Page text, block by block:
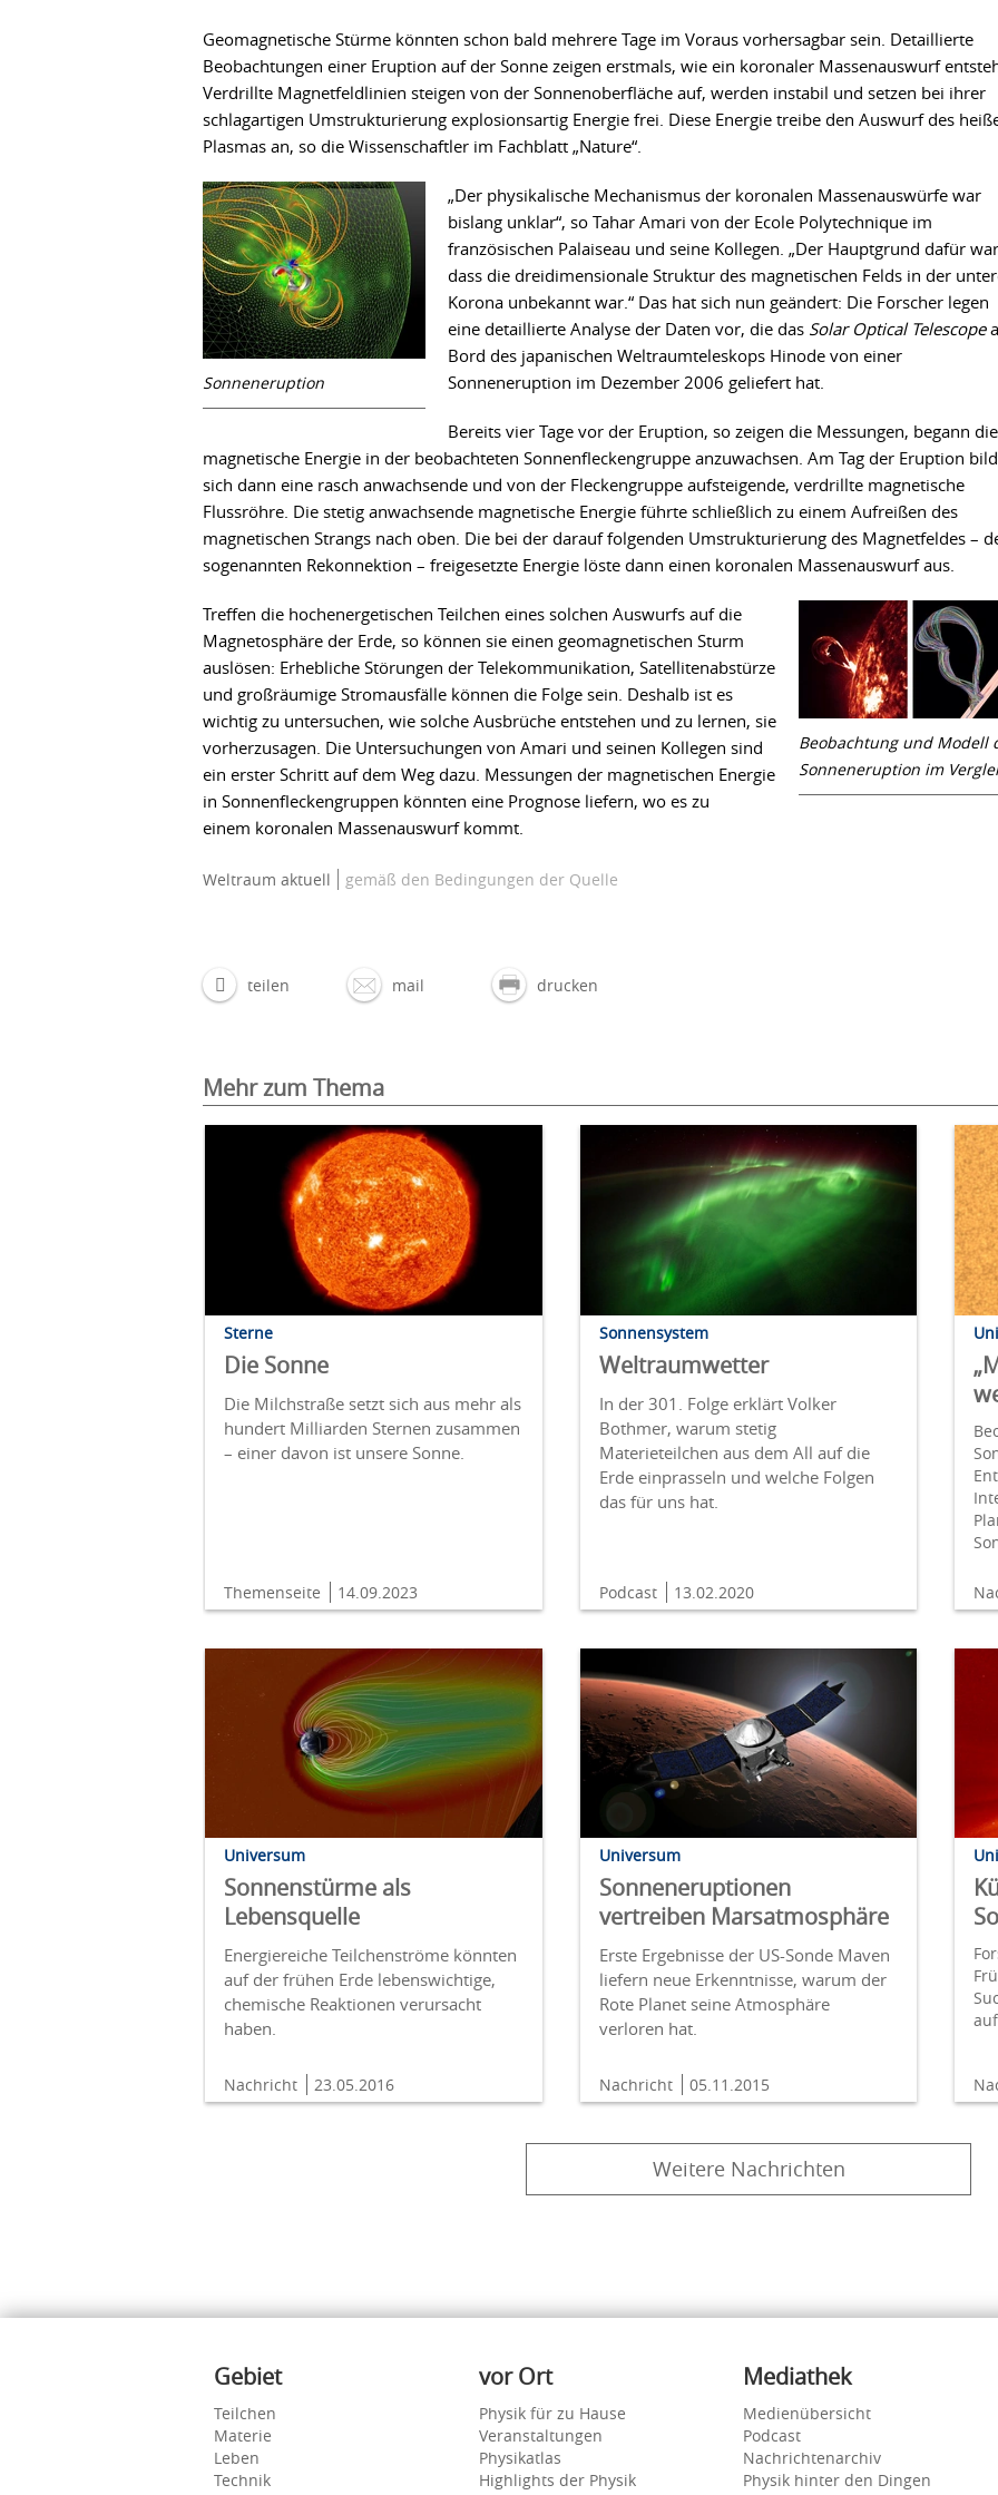
Geomagnetische Stürme könnten schon bald mehrere Tage im Voraus vorhersagbar sein. Detaillierte
Beobachtungen einer Eruption auf der Sonne zeigen erstmals, wie ein koronaler Massenauswurf
Verdrillte Magnetfeldlinien steigen von der Sonnenoberfläche auf, werden instabil und setzen bei ihrer
schlagartigen Umstrukturierung explosionsartig Energie frei. Diese Energie treibe den Auswurf des
Plasmas an, so die Wissenschaftler im Fachblatt „Nature“.
Sonneneruption
„Der physikalische Mechanismus der koronalen Massenauswürfe war
bislang unklar“, so Tahar Amari von der Ecole Polytechnique im
französischen Palaiseau und seine Kollegen. „Der Hauptgrund dafür
dass die dreidimensionale Struktur des magnetischen Felds in der
Korona unbekannt war.“ Das hat sich nun geändert: Die Forscher legen
eine detaillierte Analyse der Daten vor, die das Solar Optical Telescope
Bord des japanischen Weltraumteleskops Hinode von einer
Sonneneruption im Dezember 2006 geliefert hat.
Bereits vier Tage vor der Eruption, so zeigen die Messungen, begann die
magnetische Energie in der beobachteten Sonnenfleckengruppe anzuwachsen. Am Tag der Eruption
sich dann eine rasch anwachsende und von der Fleckengruppe aufsteigende, verdrillte magnetische
Flussröhre. Die stetig anwachsende magnetische Energie führte schließlich zu einem Aufreißen des
magnetischen Strangs nach oben. Die bei der darauf folgenden Umstrukturierung des Magnetfeldes –
sogenannten Rekonnektion – freigesetzte Energie löste dann einen koronalen Massenauswurf aus.
Beobachtung und Modell
Sonneneruption im
Treffen die hochenergetischen Teilchen eines solchen Auswurfs auf die
Magnetosphäre der Erde, so können sie einen geomagnetischen Sturm
auslösen: Erhebliche Störungen der Telekommunikation, Satellitenabstürze
und großräumige Stromausfälle können die Folge sein. Deshalb ist es
wichtig zu untersuchen, wie solche Ausbrüche entstehen und zu lernen, sie
vorherzusagen. Die Untersuchungen von Amari und seinen Kollegen sind
ein erster Schritt auf dem Weg dazu. Messungen der magnetischen Energie
in Sonnenfleckengruppen könnten eine Prognose liefern, wo es zu
einem koronalen Massenauswurf kommt.
Weltraum aktuell gemäß den Bedingungen der Quelle
teilen mail drucken
Mehr zum Thema
Sterne
Die Sonne
Die Milchstraße setzt sich aus mehr als
hundert Milliarden Sternen zusammen
– einer davon ist unsere Sonne.
Themenseite 14.09.2023
Sonnensystem
Weltraumwetter
In der 301. Folge erklärt Volker
Bothmer, warum stetig
Materieteilchen aus dem All auf die
Erde einprasseln und welche Folgen
das für uns hat.
Podcast 13.02.2020
Universum
Sonnenstürme als
Lebensquelle
Energiereiche Teilchenströme könnten
auf der frühen Erde lebenswichtige,
chemische Reaktionen verursacht
haben.
Nachricht 23.05.2016
Universum
Sonneneruptionen
vertreiben Marsatmosphäre
Erste Ergebnisse der US-Sonde Maven
liefern neue Erkenntnisse, warum der
Rote Planet seine Atmosphäre
verloren hat.
Nachricht 05.11.2015
Weitere Nachrichten
Inhalte
Gebiet
Teilchen
Materie
Leben
Technik
vor Ort
Physik für zu Hause
Veranstaltungen
Physikatlas
Highlights der Physik
Mediathek
Medienübersicht
Podcast
Nachrichtenarchiv
Physik hinter den Dingen